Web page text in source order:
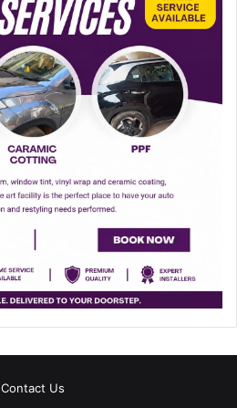
Contact Us